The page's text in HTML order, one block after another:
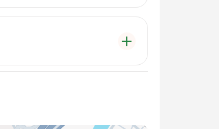
vermekte, her yolculukta